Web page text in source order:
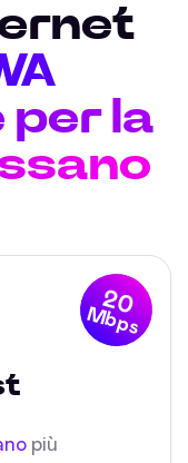
per la
20
Mbps
più